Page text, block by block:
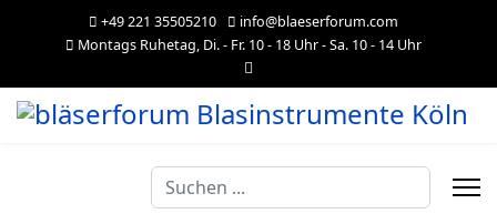
+49 221 35505210
info@blaeserforum.com
Montags Ruhetag, Di. - Fr. 10 - 18 Uhr - Sa. 10 - 14 Uhr
Suchen
...